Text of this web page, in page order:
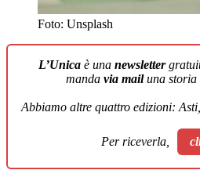
Foto: Unsplash
L’Unicaè una newsletter
manda via mailuna storia
Abbiamo altre quattro edizioni:
Per riceverla,